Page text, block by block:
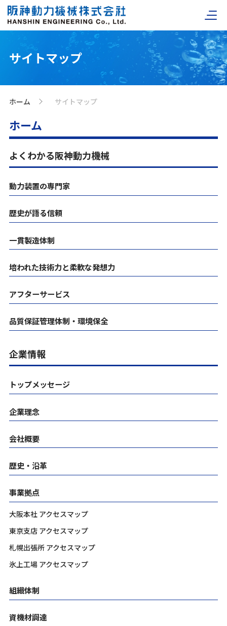
サイトマップ
ホーム サイトマップ
ホーム
よくわかる阪神動力機械
動力装置の専門家
歴史が語る信頼
一貫製造体制
培われた技術力と柔軟な発想力
アフターサービス
品質保証管理体制・環境保全
企業情報
トップメッセージ
企業理念
会社概要
歴史・沿革
事業拠点
大阪本社 アクセスマップ
東京支店 アクセスマップ
札幌出張所 アクセスマップ
氷上工場 アクセスマップ
組織体制
資機材調達